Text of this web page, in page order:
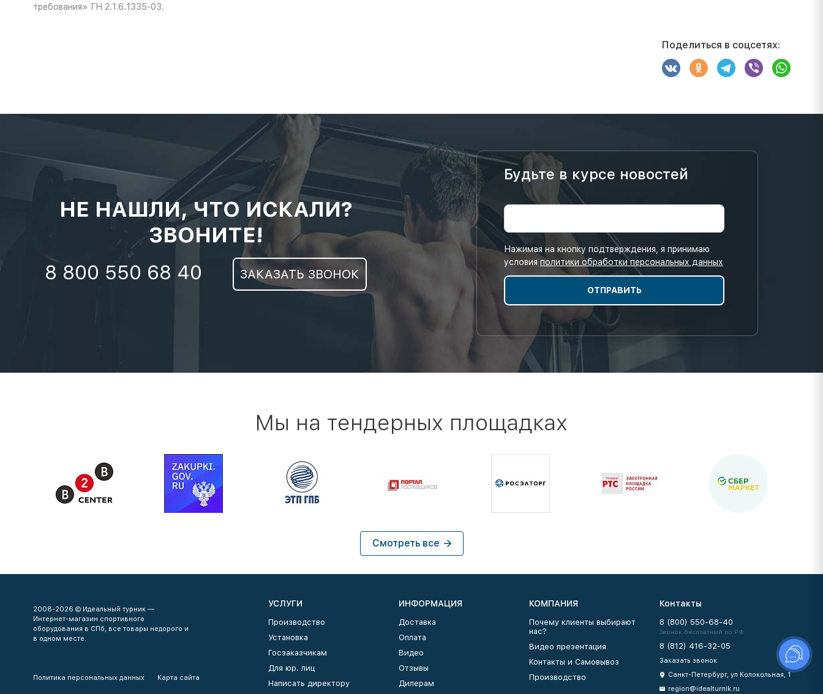
требования» ГН 2.1.6.1335-03.
Поделиться в соцсетях:
НЕ НАШЛИ, ЧТО ИСКАЛИ?
ЗВОНИТЕ!
8 800 550 68 40 ЗАКАЗАТЬ ЗВОНОК
Будьте в курсе новостей
Нажимая на кнопку подтверждения, я принимаю
условия политики обработки персональных данных
Мы на тендерных площадках
Смотреть все
2008-2026 © Идеальный турник —
Интернет-магазин спортивного
оборудования в СПб, все товары недорого и
в одном месте.
Политика персональных данных Карта сайта
УСЛУГИ
Производство
Установка
Госзаказчикам
Для юр. лиц
Написать директору
ИНФОРМАЦИЯ
Доставка
Оплата
Видео
Отзывы
Дилерам
КОМПАНИЯ
Почему клиенты выбирают
нас?
Видео презентация
Контакты и Самовывоз
Производство
Контакты
8 (800) 550-68-40
Звонок бесплатный по РФ
8 (812) 416-32-05
Заказать звонок
Санкт-Петербург, ул Колокольная, 1
region@idealturnik.ru